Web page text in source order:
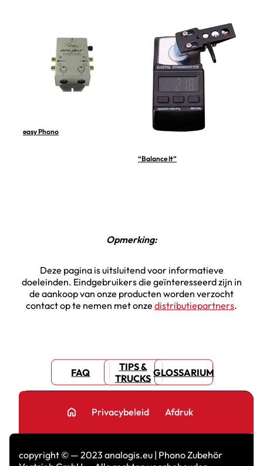
easy Phono
“Balance It”
Opmerking:
Deze pagina is uitsluitend voor informatieve
doeleinden. Eindgebruikers die geïnteresseerd zijn in
de aankoop van onze producten worden verzocht
contact op te nemen met onze distributiepartners.
FAQ
TIPS &
TRUCKS GLOSSARIUM
copyright © — 2023 analogis.eu | Phono Zubehör
home Privacybeleid Afdruk